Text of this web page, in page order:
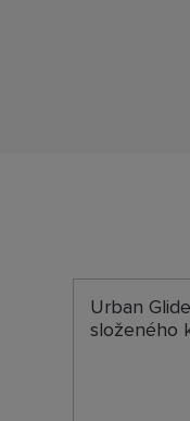
Urban
složeného